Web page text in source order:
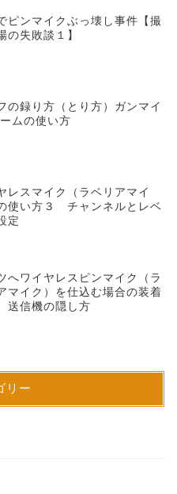
ピンマイクぶっ壊し事件【撮
の失敗談１】
の録り方（とり方）ガンマイ
ムの使い方
レスマイク（ラベリアマイ
使い方３ チャンネルとレベ
定
へワイヤレスピンマイク（ラ
マイク）を仕込む場合の装着
送信機の隠し方
リー